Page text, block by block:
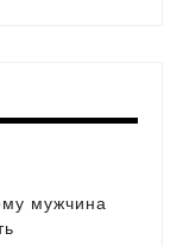
мужчина